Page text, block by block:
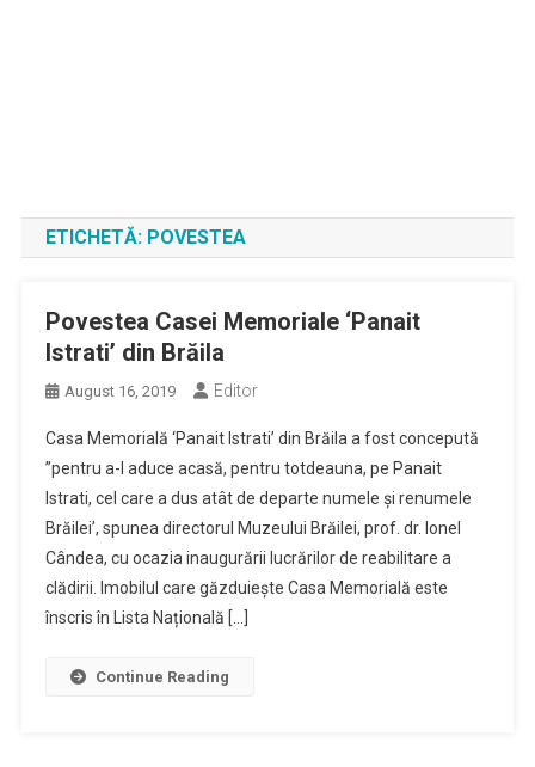
ETICHETĂ: POVESTEA
Povestea Casei Memoriale ‘Panait
Istrati’ din Brăila
August 16, 2019 Editor
Casa Memorială ‘Panait Istrati’ din Brăila a fost concepută
”pentru a-l aduce acasă, pentru totdeauna, pe Panait
Istrati, cel care a dus atât de departe numele și renumele
Brăilei’, spunea directorul Muzeului Brăilei, prof. dr. Ionel
Cândea, cu ocazia inaugurării lucrărilor de reabilitare a
clădirii. Imobilul care găzduiește Casa Memorială este
înscris în Lista Națională […]
Continue Reading